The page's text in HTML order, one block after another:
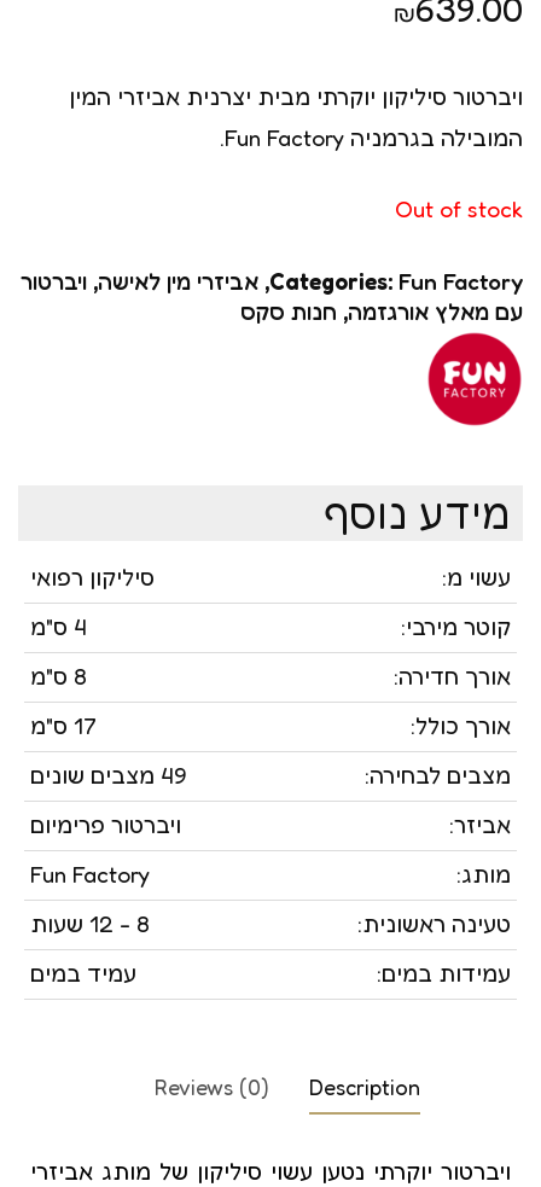
₪
ויברטור סיליקון יוקרתי מבית יצרנית אביזרי המין
המובילה בגרמניה Fun Factory.
Out of stock
Categories: Fun Factory
, אביזרי מין לאישה, ויברטור
עם מאלץ אורגזמה, חנות סקס
מידע נוסף
עשוי מ:
סיליקון רפואי
קוטר מירבי:
4 ס"מ
אורך חדירה:
8 ס"מ
אורך כולל:
17 ס"מ
מצבים לבחירה:
49 מצבים שונים
אביזר:
ויברטור פרימיום
מותג:
Fun Factory
טעינה ראשונית:
8 - 12 שעות
עמידות במים:
עמיד במים
Description
Reviews (0)
ויברטור יוקרתי נטען עשוי סיליקון של מותג אביזרי